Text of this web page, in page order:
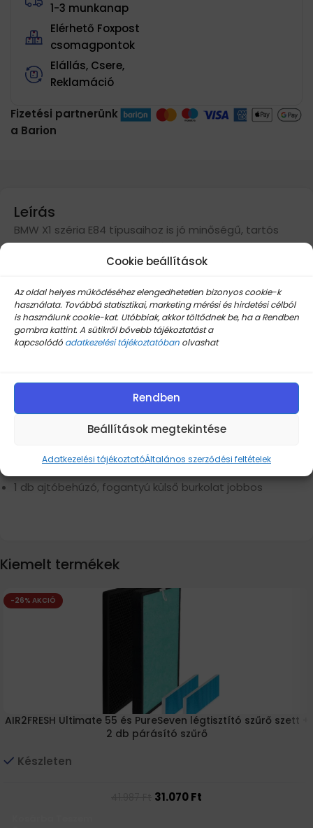
Cookie beállítások
Az oldal helyes működéséhez elengedhetetlen bizonyos cookie-k
használata. Továbbá statisztikai, marketing mérési és hirdetési célból
is használunk cookie-kat. Utóbbiak, akkor töltődnek be, ha a Rendben
gombra kattint. A sütikről bővebb tájékoztatást a
kapcsolódó adatkezelési tájékoztatóban olvashat
Rendben
Beállítások megtekintése
Adatkezelési tájékoztatóÁltalános szerződési feltételek
1-3 munkanap
Elérhető Foxpost
csomagpontok
Elállás, Csere,
Reklamáció
Fizetési partnerünk
a Barion
Leírás
BMW X1 széria E84 típusaihoz is jó minőségű, tartós
cseredarabot tudunk biztosítani a kopott, csúnya
ajtóbehúzó, kapaszkodó burkolatok cseréjéhez.
Tulajdonságok:
Szín: Fekete
ABS+PC anyagból készült
Nem fog szétmállani, nem lesz ragacsos a kezünk tőle
A következő típusokkal kompatibilis:
BMW X1 széria – E84 (2009.10 – 2015.06)
Csomag tartalma:
1 db ajtóbehúzó, fogantyú külső burkolat jobbos
Kiemelt termékek
-26% AKCIÓ
AIR2FRESH Ultimate 55 és PureSeven légtisztító szűrő szett +
2 db párásító szűrő
Készleten
31.070Ft